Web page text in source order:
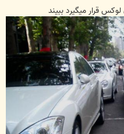
قرار میگیرد ببیند